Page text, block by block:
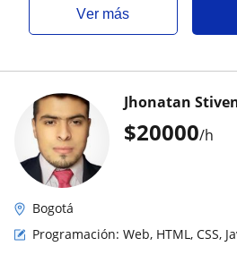
ver más
$20000/h
Jhonatan
Bogotá
Programación: Web, HTML, CSS,